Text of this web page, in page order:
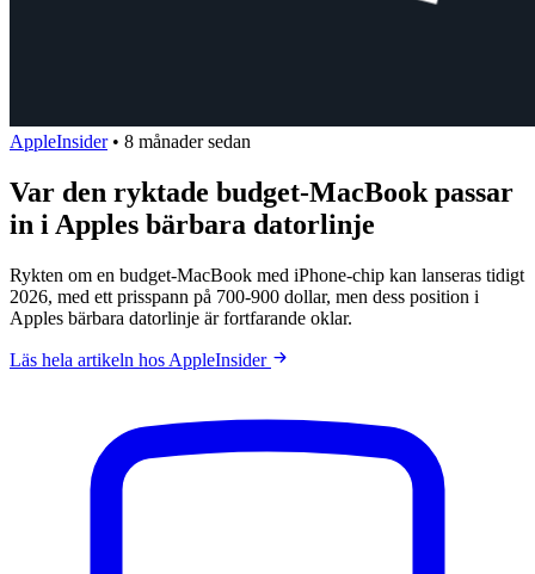
AppleInsider • 8 månader sedan
Var den ryktade budget-MacBook passar
in i Apples bärbara datorlinje
Rykten om en budget-MacBook med iPhone-chip kan lanseras tidigt
2026, med ett prisspann på 700-900 dollar, men dess position i
Apples bärbara datorlinje är fortfarande oklar.
Läs hela artikeln hos AppleInsider